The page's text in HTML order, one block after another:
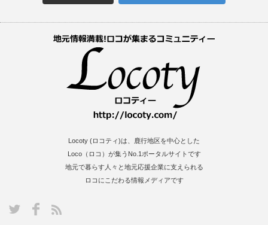
Locoty (ロコティ)は、鹿行地区を中心とした
Loco（ロコ）が集うNo.1ポータルサイトです
地元で暮らす人々と地元応援企業に支えられる
ロコにこだわる情報メディアです